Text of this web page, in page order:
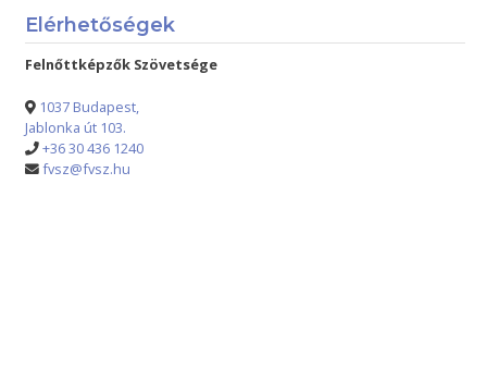
Elérhetőségek
Felnőttképzők Szövetsége
1037 Budapest,
Jablonka út 103.
+36 30 436 1240
fvsz@fvsz.hu